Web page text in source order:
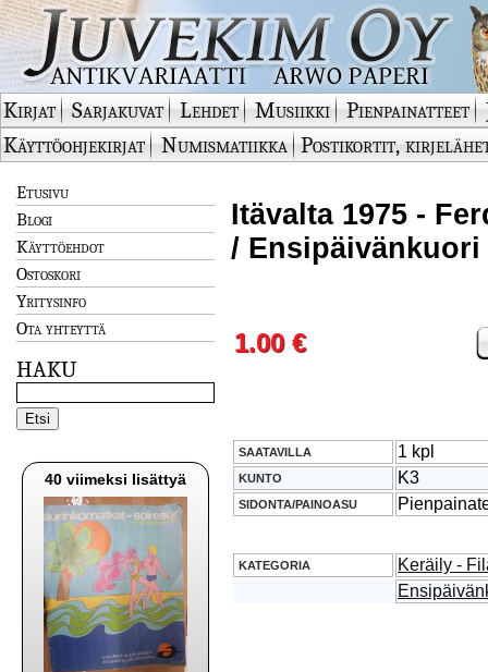
Kirjat Sarjakuvat Lehdet Musiikki Pienpainatteet
Käyttöohjekirjat
Numismatiikka Postikortit,
Etusivu
Blogi
Käyttöehdot
Ostoskori
Yritysinfo
Ota yhteyttä
HAKU
40 viimeksi lisättyä
Itävalta 1975 -
/ Ensipäivänkuori
1.00 €
SAATAVILLA 1 kpl
KUNTO K3
SIDONTA/PAINOASU
KATEGORIA
Keräily -